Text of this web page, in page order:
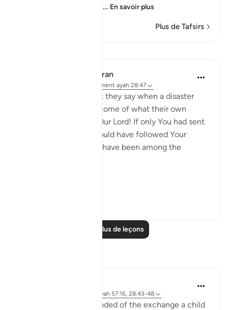
matters of the past, a… En savoir plus
Plus de Tafsirs
In the Shade of the Quran
Référencement ayah 28:47
[We have sent you] lest they say when a disaster
befalls them as an outcome of what their own
hands have wrought, 'Our Lord! If only You had sent
us a messenger, we would have followed Your
revelations, and would have been among the
Lire plus de leçons
ayah 57:16, 28:43-48
I'm automatically reminded of the exchange a child